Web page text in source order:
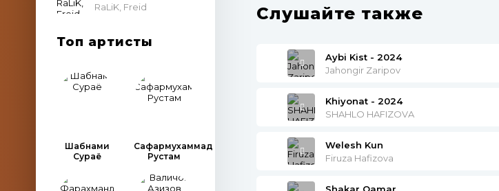
RaLiK, Freid
Топ артисты
Шабнами
Сураё
Сафармухаммад
Рустам
Слушайте также
Aybi Kist - 2024
Jahongir Zaripov
Khiyonat - 2024
SHAHLO HAFIZOVA
Welesh Kun
Firuza Hafizova
Shakar Qamar